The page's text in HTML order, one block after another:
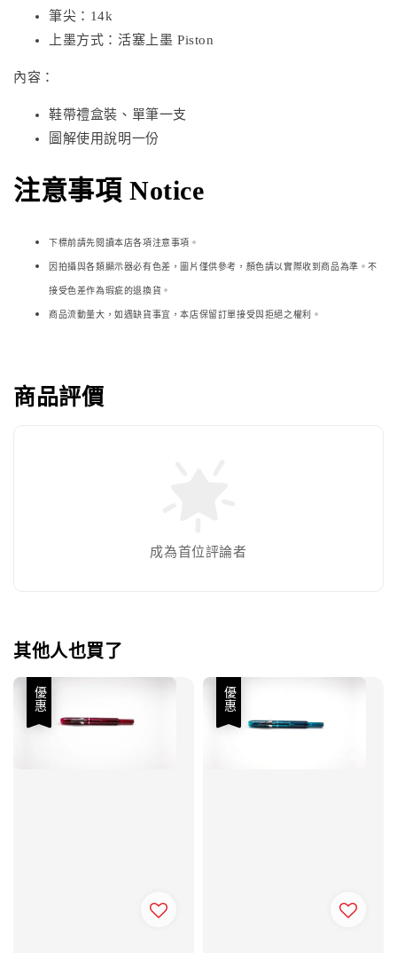
筆尖：14k
上墨方式：活塞上墨 Piston
內容：
鞋帶禮盒裝、單筆一支
圖解使用說明一份
注意事項 Notice
下標前請先閱讀本店各項注意事項。
因拍攝與各類顯示器必有色差，圖片僅供參考，顏色請以實際收到商品為準。不
接受色差作為瑕疵的退換貨。
商品流動量大，如遇缺貨事宜，本店保留訂單接受與拒絕之權利。
商品評價
成為首位評論者
其他人也買了
優惠 優惠